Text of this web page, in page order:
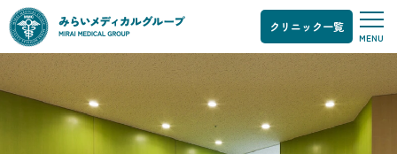
テ
ス
ト
ス
クリニック一覧
MENU